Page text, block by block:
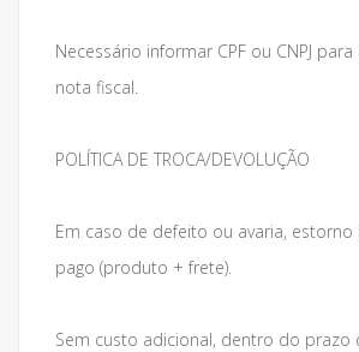
Necessário informar CPF ou CNPJ
nota fiscal.
POLÍTICA DE TROCA/DEVOLUÇÃO
Em caso de defeito ou avaria,
pago (produto + frete).
Sem custo adicional, dentro do prazo